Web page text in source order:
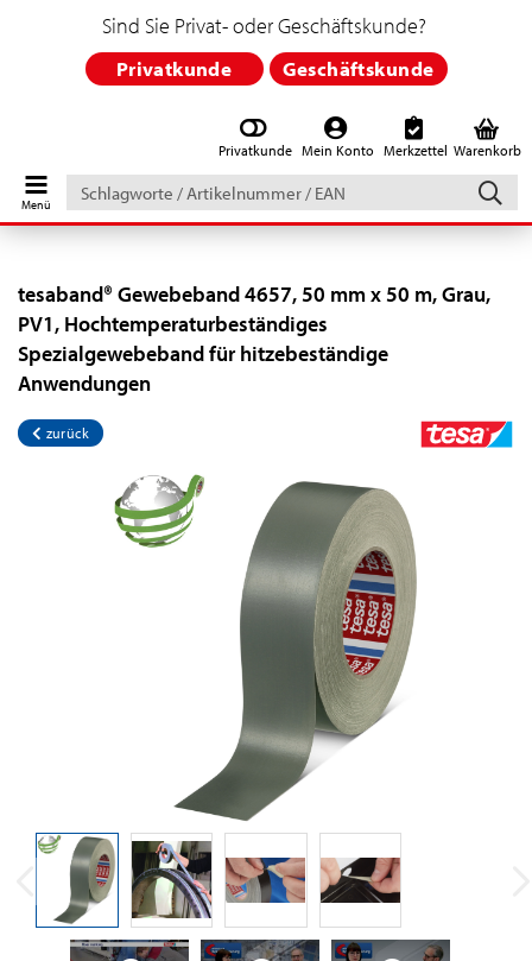
Privatkunde Mein Konto Merkzettel Warenkorb
Schlagworte
/
Artikelnummer
EAN
Sind Sie Privat- oder Geschäftskunde?
Privatkunde Geschäftskunde
tesaband® Gewebeband 4657, 50 mm x 50 m, Grau,
PV1, Hochtemperaturbeständiges
Spezialgewebeband für hitzebeständige
Anwendungen
zurück